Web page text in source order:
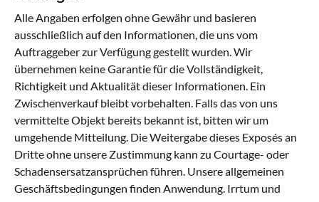
Alle Angaben erfolgen ohne Gewähr und basieren
ausschließlich auf den Informationen, die uns vom
Auftraggeber zur Verfügung gestellt wurden. Wir
übernehmen keine Garantie für die Vollständigkeit,
Richtigkeit und Aktualität dieser Informationen. Ein
Zwischenverkauf bleibt vorbehalten. Falls das von uns
vermittelte Objekt bereits bekannt ist, bitten wir um
umgehende Mitteilung. Die Weitergabe dieses Exposés an
Dritte ohne unsere Zustimmung kann zu Courtage- oder
Schadensersatzansprüchen führen. Unsere allgemeinen
Geschäftsbedingungen finden Anwendung. Irrtum und